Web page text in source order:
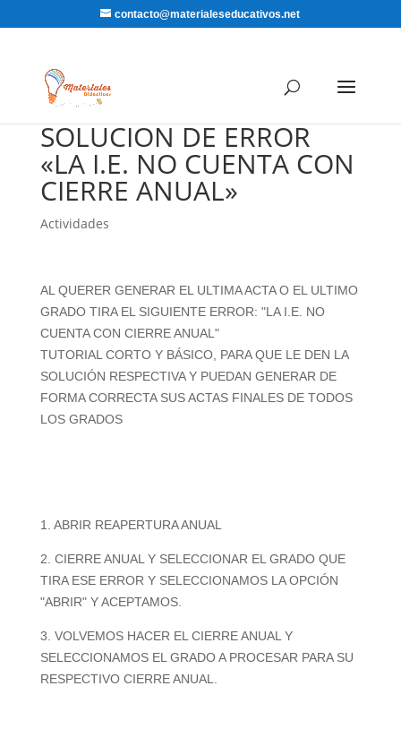
contacto@materialeseducativos.net
SOLUCION DE ERROR
«LA I.E. NO CUENTA CON
CIERRE ANUAL»
Actividades
AL QUERER GENERAR EL ULTIMA ACTA O EL ULTIMO
GRADO TIRA EL SIGUIENTE ERROR: "LA I.E. NO
CUENTA CON CIERRE ANUAL"
TUTORIAL CORTO Y BÁSICO, PARA QUE LE DEN LA
SOLUCIÓN RESPECTIVA Y PUEDAN GENERAR DE
FORMA CORRECTA SUS ACTAS FINALES DE TODOS
LOS GRADOS
1. ABRIR REAPERTURA ANUAL
2. CIERRE ANUAL Y SELECCIONAR EL GRADO QUE
TIRA ESE ERROR Y SELECCIONAMOS LA OPCIÓN
"ABRIR" Y ACEPTAMOS.
3. VOLVEMOS HACER EL CIERRE ANUAL Y
SELECCIONAMOS EL GRADO A PROCESAR PARA SU
RESPECTIVO CIERRE ANUAL.